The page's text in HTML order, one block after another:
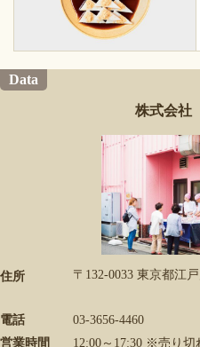
Data
株式会
住所 〒132-0033 東京都江
電話
03-3656-4460
営業時間
12:00～17:30 ※売り切